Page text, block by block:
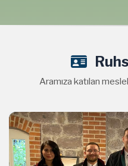
Aramıza katılan